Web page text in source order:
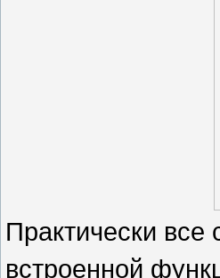
Практически
встроенной